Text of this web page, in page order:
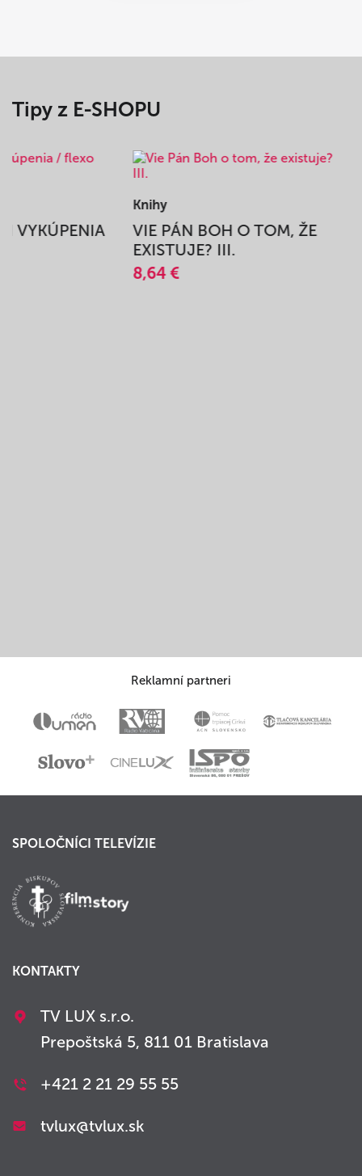
Tipy z E-SHOPU
VYKÚPENIA
Knihy
VIE PÁN BOH O TOM, ŽE
EXISTUJE? III.
8,64 €
Reklamní partneri
SPOLOČNÍCI TELEVÍZIE
KONTAKTY
TV LUX s.r.o.
Prepoštská 5, 811 01 Bratislava
+421 2 21 29 55 55
tvlux@tvlux.sk